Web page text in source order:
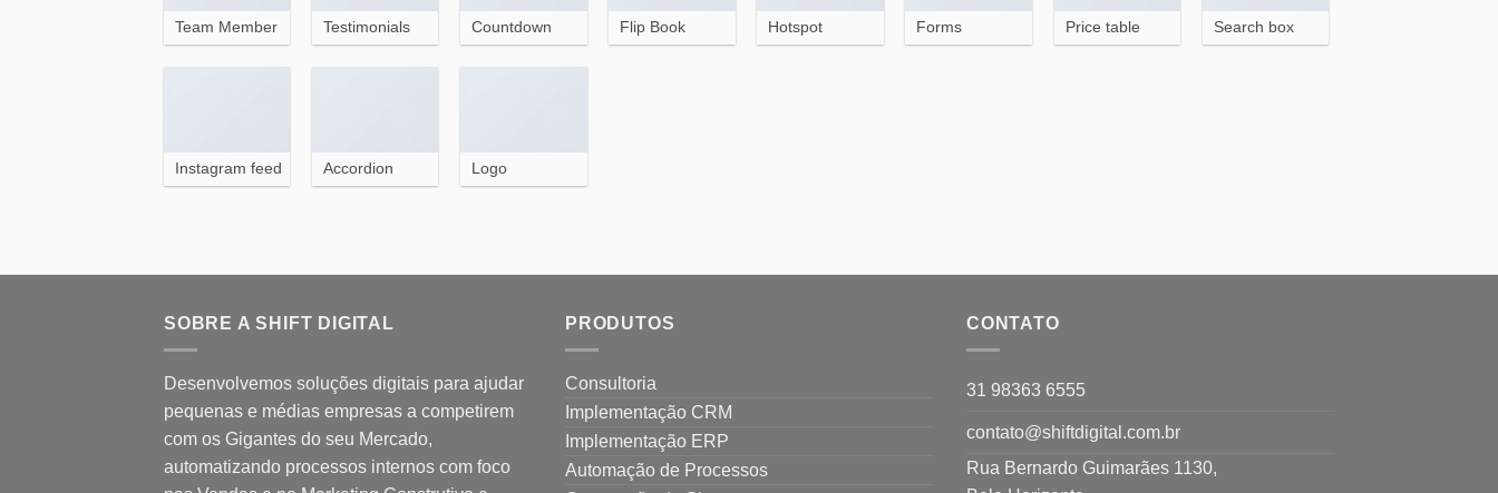
Team Member Testimonials Countdown Flip Book Hotspot Forms Price table Search box
Instagram feed Accordion Logo
SOBRE A SHIFT DIGITAL
Desenvolvemos soluções digitais para ajudar
pequenas e médias empresas a competirem
com os Gigantes do seu Mercado,
automatizando processos internos com foco
PRODUTOS
Consultoria
Implementação CRM
Implementação ERP
Automação de Processos
CONTATO
31 98363 6555
contato@shiftdigital.com.br
Rua Bernardo Guimarães 1130,